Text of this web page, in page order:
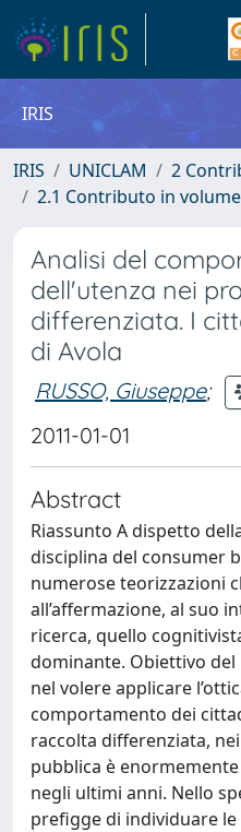
IRIS
IRIS UNICLAM
2
2.1 Contributo in
Analisi del
dell'utenza nei
differenziata. I
di Avola
RUSSO, Giuseppe;
2011-01-01
Abstract
Riassunto A dispetto
disciplina del consumer
numerose teorizzazioni
all’affermazione, al suo
ricerca, quello
dominante. Obiettivo
nel volere applicare
comportamento dei
raccolta differenziata,
pubblica è
negli ultimi anni. Nello
prefigge di individuare